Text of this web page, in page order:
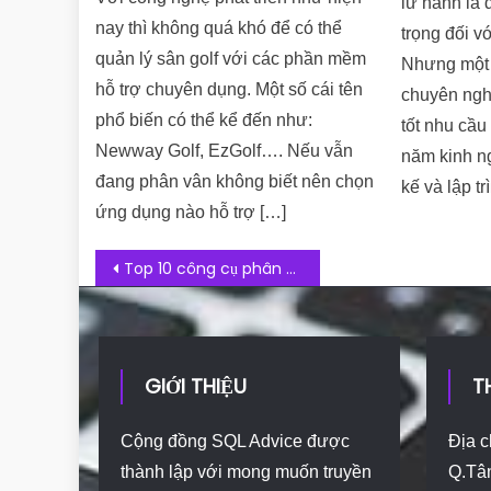
nay thì không quá khó để có thể
quản lý sân golf với các phần mềm
hỗ trợ chuyên dụng. Một số cái tên
phổ biến có thể kể đến như:
Newway Golf, EzGolf…. Nếu vẫn
đang phân vân không biết nên chọn
ứng dụng nào hỗ trợ […]
trọng đối
Nhưng
chuyên
tốt nhu
năm kinh
kế và lập
Post navigation
Top 10 công cụ phân tích website chính xác nhất
GIỚI THIỆU
Cộng đồng SQL Advice được
thành lập với mong muốn truyền
Địa